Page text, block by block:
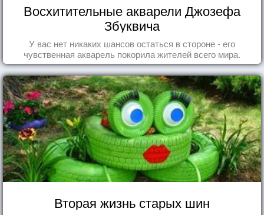
Восхитительные акварели Джозефа
Збуквича
У вас нет никаких шансов остаться в стороне - его
чувственная акварель покорила жителей всего мира.
Вторая жизнь старых шин